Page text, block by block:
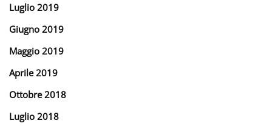
Luglio 2019
Giugno 2019
Maggio 2019
Aprile 2019
Ottobre 2018
Luglio 2018